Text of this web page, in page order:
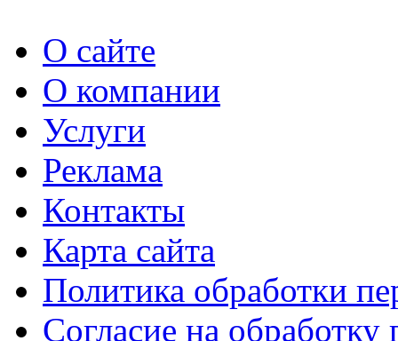
О сайте
О компании
Услуги
Реклама
Контакты
Карта сайта
Политика обработки
Согласие на